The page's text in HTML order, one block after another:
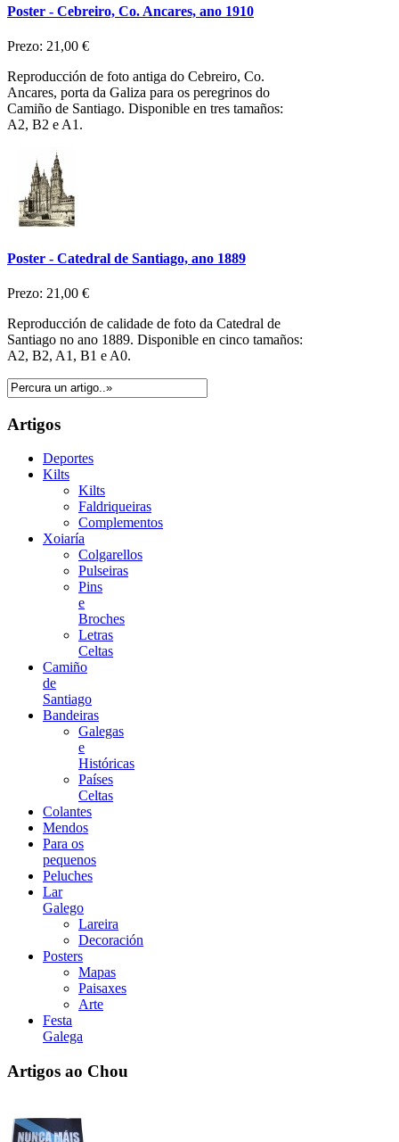
Poster - Cebreiro, Co. Ancares, ano 1910
Prezo: 21,00 €
Reproducción de foto antiga do Cebreiro, Co.
Ancares, porta da Galiza para os peregrinos do
Camiño de Santiago. Disponible en tres tamaños:
A2, B2 e A1.
Poster - Catedral de Santiago, ano 1889
Prezo: 21,00 €
Reproducción de calidade de foto da Catedral de
Santiago no ano 1889. Disponible en cinco tamaños:
A2, B2, A1, B1 e A0.
Artigos
Deportes
Kilts
Kilts
Faldriqueiras
Complementos
Xoiaría
Colgarellos
Pulseiras
Pins
e
Broches
Letras
Celtas
Camiño
de
Santiago
Bandeiras
Galegas
e
Históricas
Países
Celtas
Colantes
Mendos
Para os
pequenos
Peluches
Lar
Galego
Lareira
Decoración
Posters
Mapas
Paisaxes
Arte
Festa
Galega
Artigos ao Chou